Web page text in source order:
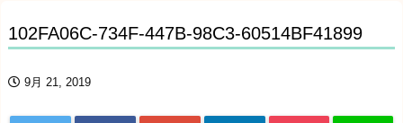
102FA06C-734F-447B-98C3-60514BF41899
9月 21, 2019